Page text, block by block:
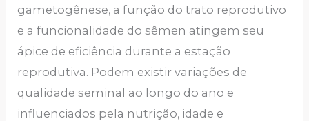
gametogênese, a função do trato reprodutivo
e a funcionalidade do sêmen atingem seu
ápice de eficiência durante a estação
reprodutiva. Podem existir variações de
qualidade seminal ao longo do ano e
influenciados pela nutrição, idade e